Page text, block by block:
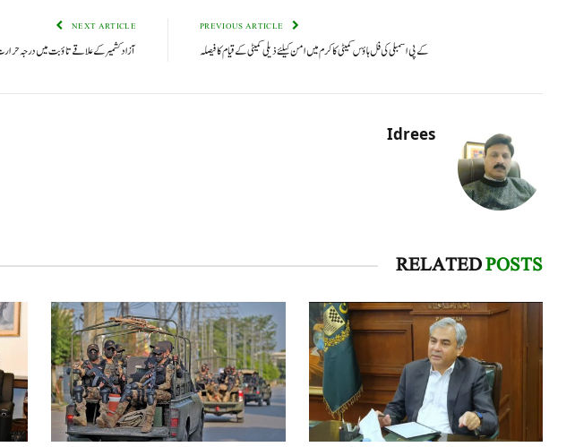
کے پی اسمبلی کی فل ہاؤس کمیٹی کاکرم میں امن کیلئے ذیلی کمیٹی کے قیام کا فیصلہ
NEXT ARTICLE
آزاد کشمیر کے علاقے تاؤ بت میں درجہ حرارت منفی 24
Idrees
RELATEDPOSTS